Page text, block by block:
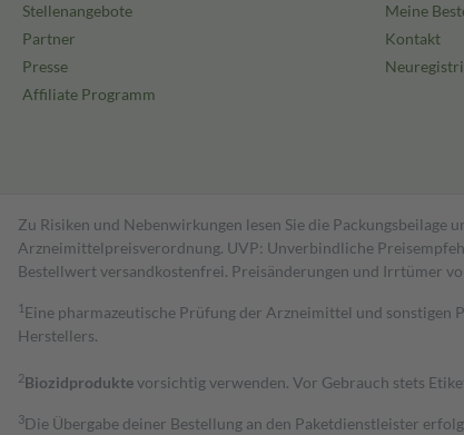
Stellenangebote
Partner
Presse
Affiliate Programm
Meine
Kontakt
Zu Risiken und Nebenwirkungen lesen Sie die
Arzneimittelpreisverordnung. UVP: Unverbindliche
Bestell­wert versand­kosten­frei. Preisänderungen und Irrtümer
1 Eine pharmazeutische Prüfung der Arzneimittel und
Herstellers.
2Biozidproduktevorsichtig verwenden. Vor Gebrauch stets
3Die Übergabe deiner Bestellung an den Paketdienstleister